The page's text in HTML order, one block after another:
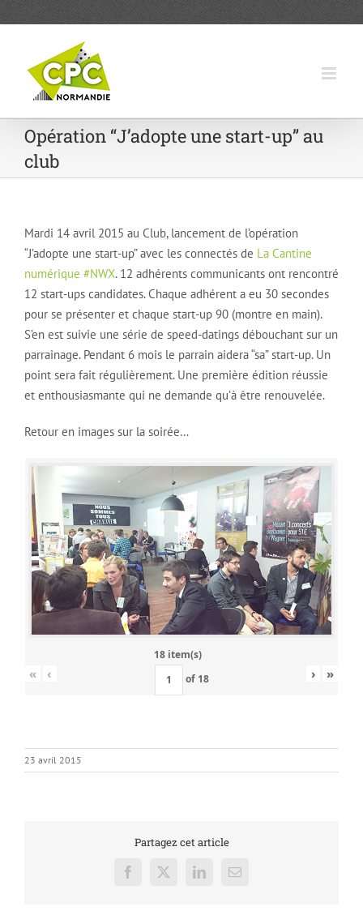
Opération “J’adopte une start-up” au
club
Mardi 14 avril 2015 au Club, lancement de l’opération
“J’adopte une start-up” avec les connectés de La Cantine
numérique #NWX. 12 adhérents communicants ont rencontré
12 start-ups candidates. Chaque adhérent a eu 30 secondes
pour se présenter et chaque start-up 90 (montre en main).
S’en est suivie une série de speed-datings débouchant sur un
parrainage. Pendant 6 mois le parrain aidera “sa” start-up. Un
point sera fait régulièrement. Une première édition réussie
et enthousiasmante qui ne demande qu’à être renouvelée.
Retour en images sur la soirée…
18 item(s)
« ‹ of 18 › »
23 avril 2015
Partagez cet article
Facebook
X LinkedInEmail